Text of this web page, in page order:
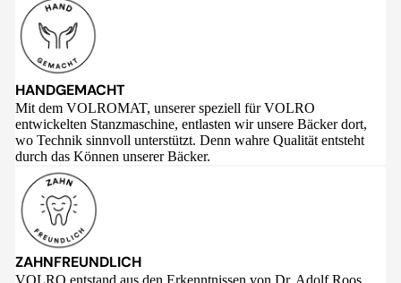
HANDGEMACHT
Mit dem VOLROMAT, unserer speziell für VOLRO
entwickelten Stanzmaschine, entlasten wir unsere Bäcker dort,
wo Technik sinnvoll unterstützt. Denn wahre Qualität entsteht
durch das Können unserer Bäcker.
ZAHNFREUNDLICH
VOLRO entstand aus den Erkenntnissen von Dr. Adolf Roos,